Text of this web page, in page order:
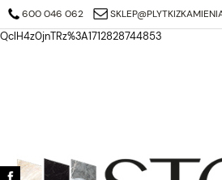
https://search.google.com/search-console/
QclH4z0jnTRz%3A1712828744853
600 046 062